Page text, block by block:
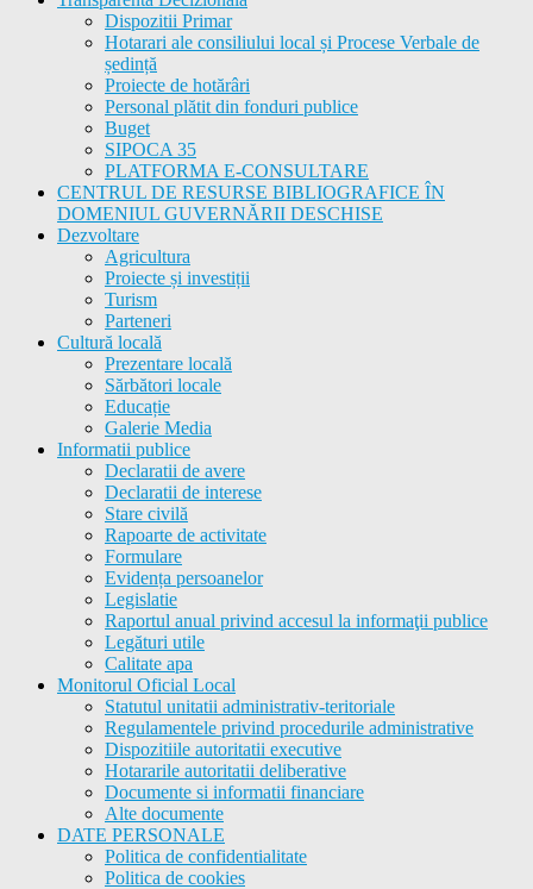
Dispozitii Primar
Hotarari ale consiliului local și Procese Verbale de
ședință
Proiecte de hotărâri
Personal plătit din fonduri publice
Buget
SIPOCA 35
PLATFORMA E-CONSULTARE
CENTRUL DE RESURSE BIBLIOGRAFICE ÎN
DOMENIUL GUVERNĂRII DESCHISE
Dezvoltare
Agricultura
Proiecte și investiții
Turism
Parteneri
Cultură locală
Prezentare locală
Sărbători locale
Educație
Galerie Media
Informatii publice
Declaratii de avere
Declaratii de interese
Stare civilă
Rapoarte de activitate
Formulare
Evidența persoanelor
Legislatie
Raportul anual privind accesul la informaţii publice
Legături utile
Calitate apa
Monitorul Oficial Local
Statutul unitatii administrativ-teritoriale
Regulamentele privind procedurile administrative
Dispozitiile autoritatii executive
Hotararile autoritatii deliberative
Documente si informatii financiare
Alte documente
DATE PERSONALE
Politica de confidentialitate
Politica de cookies